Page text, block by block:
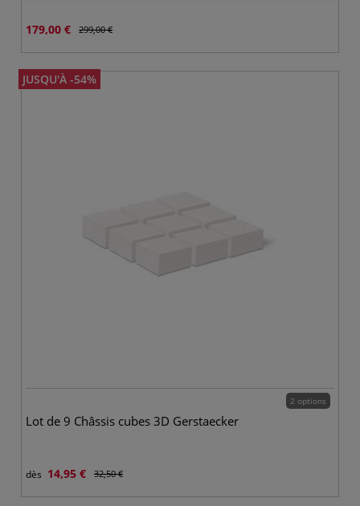
179,00 € 299,00 €
JUSQU'À -54%
2 options
Lot de 9 Châssis cubes 3D Gerstaecker
dès 14,95 € 32,50 €